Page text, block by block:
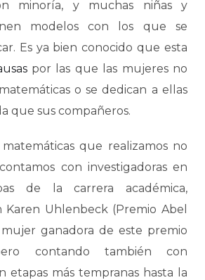
minoría, y muchas niñas y
modelos con los que se
Es ya bien conocido que esta
por las que las mujeres no
o se dedican a ellas
que sus compañeros.
que realizamos no
con investigadoras en
de la carrera académica,
Uhlenbeck (Premio Abel
ganadora de este premio
contando también con
etapas más tempranas hasta la